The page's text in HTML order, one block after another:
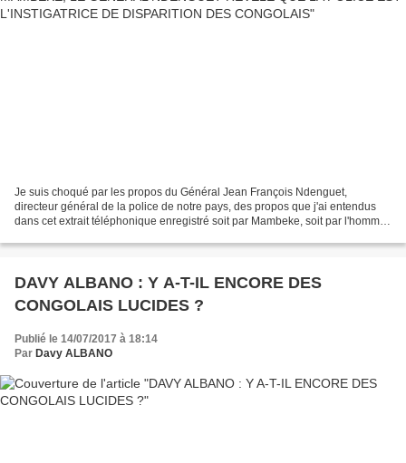
Je suis choqué par les propos du Général Jean François Ndenguet,
directeur général de la police de notre pays, des propos que j'ai entendus
dans cet extrait téléphonique enregistré soit par Mambeke, soit par l'homme
DAVY ALBANO : Y A-T-IL ENCORE DES
CONGOLAIS LUCIDES ?
Publié le 14/07/2017 à 18:14
Par Davy ALBANO